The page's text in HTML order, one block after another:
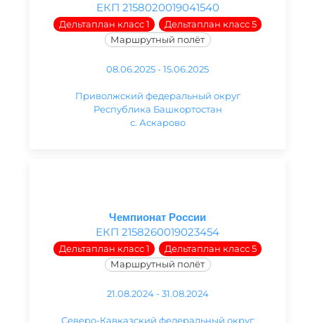
ЕКП 2158020019041540
Дельтаплан класс 1
Дельтаплан класс 5
Маршрутный полёт
08.06.2025 - 15.06.2025
Приволжский федеральный округ
Республика Башкортостан
с. Аскарово
Чемпионат России
ЕКП 2158260019023454
Дельтаплан класс 1
Дельтаплан класс 5
Маршрутный полёт
21.08.2024 - 31.08.2024
Северо-Кавказский федеральный округ